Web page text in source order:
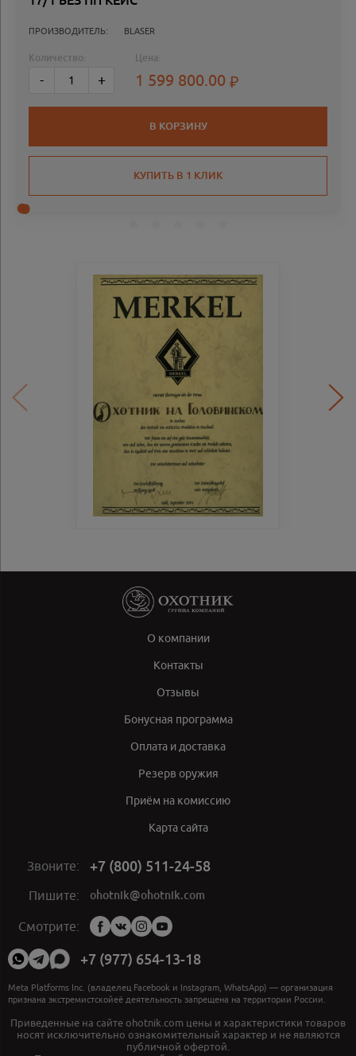
ПРОИЗВОДИТЕЛЬ: BLASER
Количество:
- +
Цена:
1 599 800.00
В КОРЗИНУ
КУПИТЬ В 1 КЛИК
О компании
Контакты
Отзывы
Бонусная программа
Оплата и доставка
Резерв оружия
Приём на комиссию
Карта сайта
Звоните: +7 (800) 511-24-58
Пишите: ohotnik@ohotnik.com
Смотрите:
Мы
в
социальных
сетях:
+7 (977) 654-13-18
Meta Platforms Inc. (владелец Facebook и Instagram, WhatsApp) — организация
признана экстремистскойеё деятельность запрещена на территории России.
Приведенные на сайте ohotnik.com цены и характеристики товаров
носят исключительно ознакомительный характер и не являются
публичной офертой.